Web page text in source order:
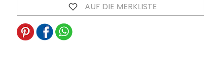
AUF DIE MERKLISTE